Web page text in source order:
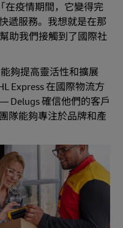
在疫情期間，它變得完
遞服務。我想就是在那
助我們接觸到了國際社
夠提高靈活性和擴展
Express 在國際物流方
Delugs 確信他們的客戶
隊能夠專注於品牌和產